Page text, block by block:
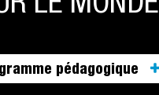
pédagogique